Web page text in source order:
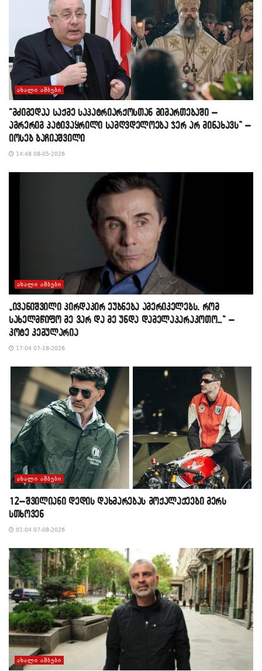
ᲐᲮᲐᲚᲘ ᲐᲛᲑᲔᲑᲘ
“მძიმედაა საქმე საპატრიარქოსთან მიმართებაში –
აგრერიგ პატივაყრილი სამღვდელოება ჯერ არ მინახავს” –
იოსებ ბაჩიაშვილი
14:48 08-05-2026
ᲐᲮᲐᲚᲘ ᲐᲛᲑᲔᲑᲘ
„ივანიშვილი პირდაპირ ეუბნება ამერიკელებს, რომ
სახელმწიფო მე ვარ და მე უნდა დამელაპარაკოთო…“ –
კოტე კემულარია
17:04 07-18-2026
ᲐᲮᲐᲚᲘ ᲐᲛᲑᲔᲑᲘ
12–შვილიანი დედის დახმარებას მოქალაქეები მერს
სთხოვენ
01:04 07-08-2026
ᲐᲮᲐᲚᲘ ᲐᲛᲑᲔᲑᲘ